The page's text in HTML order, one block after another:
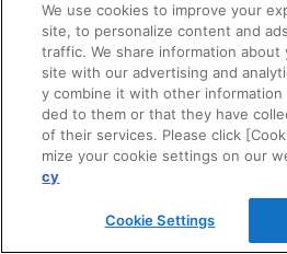
ご使用にあたり、ご注意
たいこと
■本製品は一般住宅用として設
病院等の不特定多数の方が
用しないでください。
■一般家庭用品を収納する製品
ような危険な物は収納しな
１）油やシンナーなどの可
We use cookies to improve your
site, to personalize content and
traffic. We share information
site with our advertising and
y combine it with other information
ded to them or that they have
of their services. Please click
mize your cookie settings on our
cy
Cookie Settings